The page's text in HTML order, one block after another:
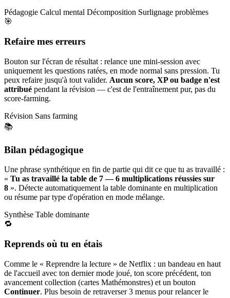
Pédagogie Calcul mental Décomposition Surlignage problèmes
🎯
Refaire mes erreurs
Bouton sur l'écran de résultat : relance une mini-session avec
uniquement les questions ratées, en mode normal sans pression. Tu
peux refaire jusqu'à tout valider. Aucun score, XP ou badge n'est
attribué pendant la révision — c'est de l'entraînement pur, pas du
score-farming.
Révision Sans farming
📚
Bilan pédagogique
Une phrase synthétique en fin de partie qui dit ce que tu as travaillé :
« Tu as travaillé la table de 7 — 6 multiplications réussies sur
8 ». Détecte automatiquement la table dominante en multiplication
ou résume par type d'opération en mode mélange.
Synthèse Table dominante
🔁
Reprends où tu en étais
Comme le « Reprendre la lecture » de Netflix : un bandeau en haut
de l'accueil avec ton dernier mode joué, ton score précédent, ton
avancement collection (cartes Mathémonstres) et un bouton
Continuer. Plus besoin de retraverser 3 menus pour relancer le